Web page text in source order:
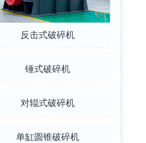
反击式破碎机
锤式破碎机
对辊式破碎机
单缸圆锥破碎机